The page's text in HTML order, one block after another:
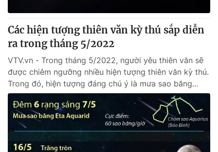
Các hiện tượng thiên văn kỳ thú sắp diễn
ra trong tháng 5/2022
VTV.vn - Trong tháng 5/2022, người yêu thiên văn sẽ
được chiêm ngưỡng nhiều hiện tượng thiên văn kỳ thú.
Trong đó, hiện tượng đáng chú ý là mưa sao băng...